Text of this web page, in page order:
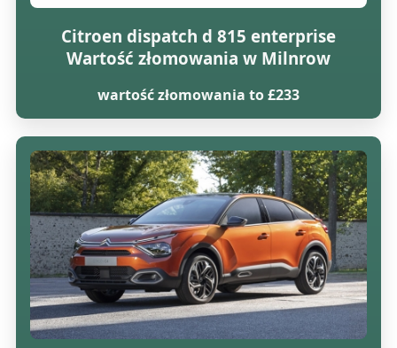
Citroen dispatch d 815 enterprise
Wartość złomowania w Milnrow
wartość złomowania to £233